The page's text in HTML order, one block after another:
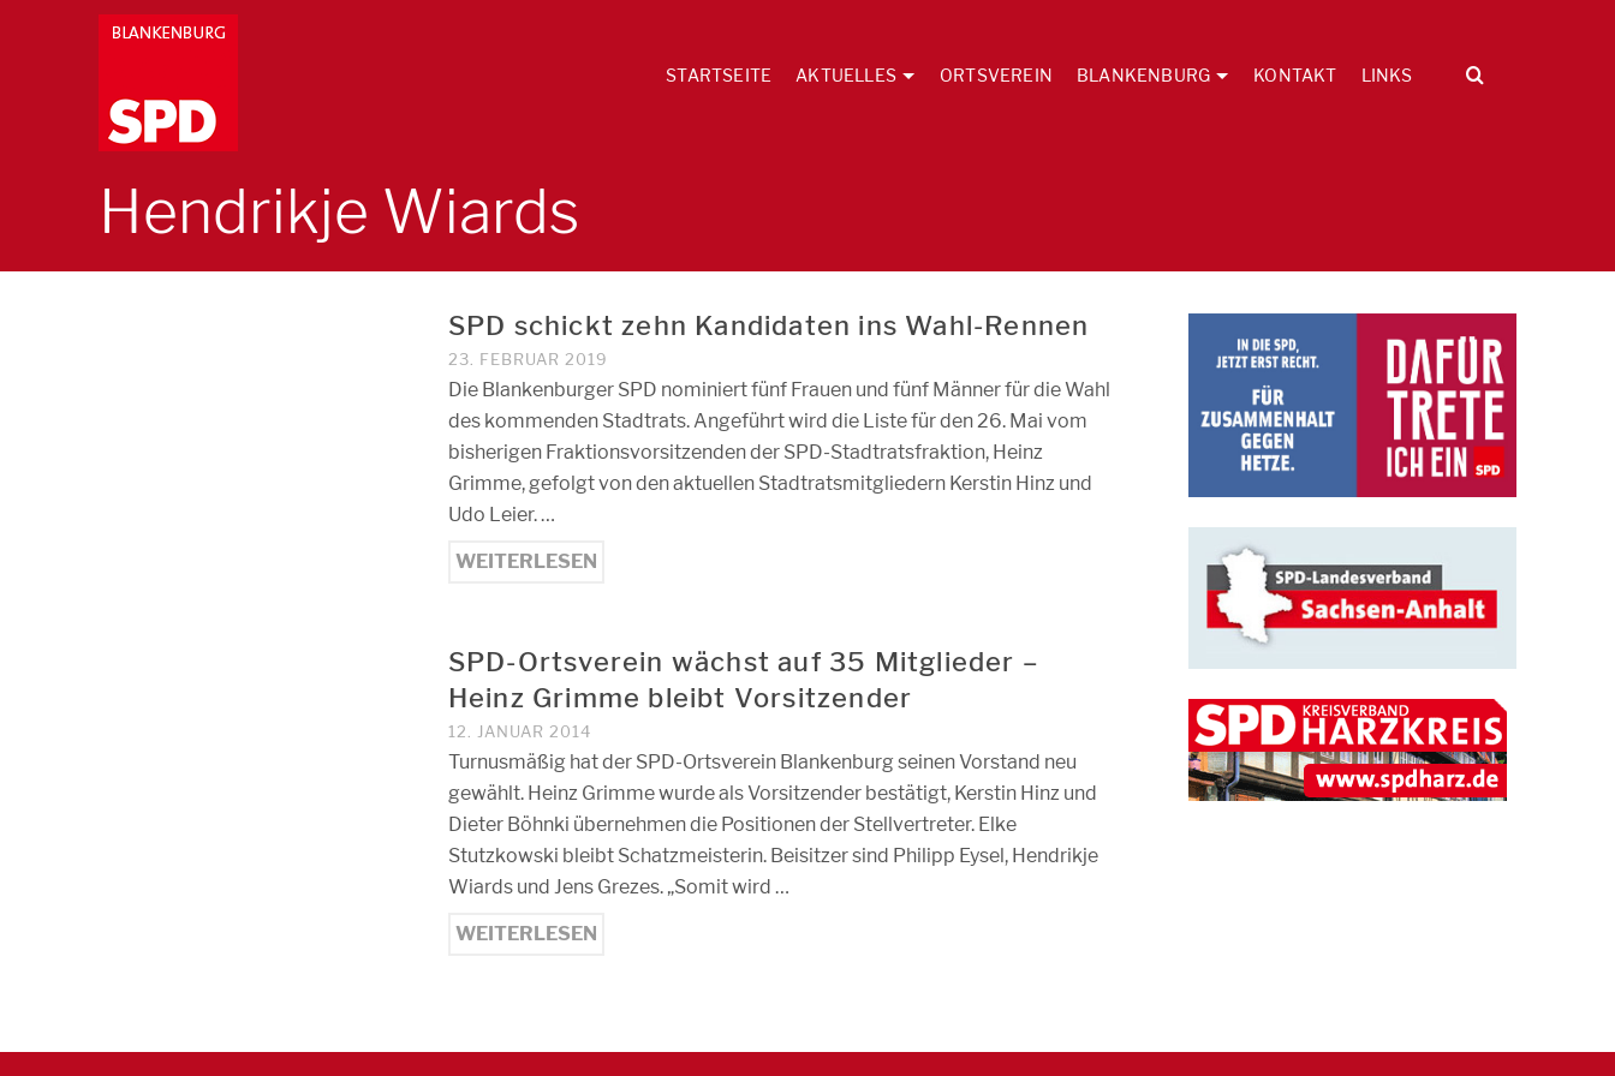
STARTSEITE AKTUELLES ORTSVEREIN BLANKENBURG KONTAKT LINKS
Hendrikje Wiards
SPD schickt zehn Kandidaten ins Wahl-Rennen
23. FEBRUAR 2019
Die Blankenburger SPD nominiert fünf Frauen und fünf Männer für die Wahl
des kommenden Stadtrats. Angeführt wird die Liste für den 26. Mai vom
bisherigen Fraktionsvorsitzenden der SPD-Stadtratsfraktion, Heinz
Grimme, gefolgt von den aktuellen Stadtratsmitgliedern Kerstin Hinz und
Udo Leier. …
WEITERLESEN
SPD-Ortsverein wächst auf 35 Mitglieder –
Heinz Grimme bleibt Vorsitzender
12. JANUAR 2014
Turnusmäßig hat der SPD-Ortsverein Blankenburg seinen Vorstand neu
gewählt. Heinz Grimme wurde als Vorsitzender bestätigt, Kerstin Hinz und
Dieter Böhnki übernehmen die Positionen der Stellvertreter. Elke
Stutzkowski bleibt Schatzmeisterin. Beisitzer sind Philipp Eysel, Hendrikje
Wiards und Jens Grezes. „Somit wird …
WEITERLESEN